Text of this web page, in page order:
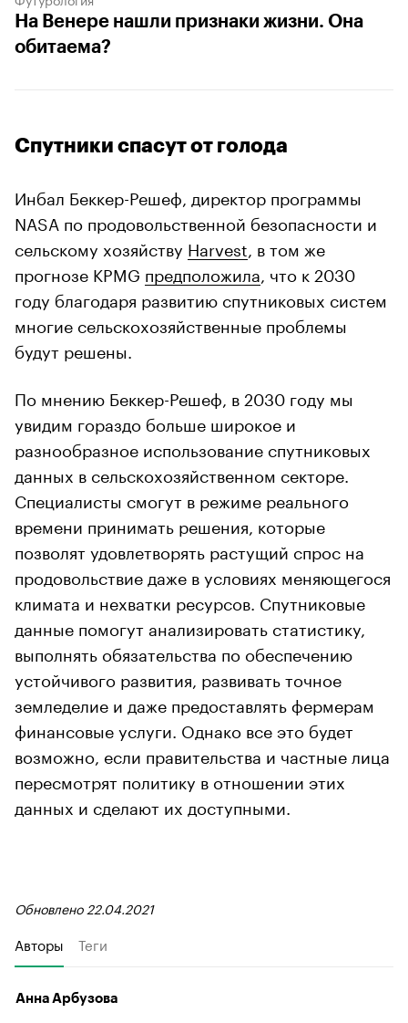
На Венере нашли признаки жизни. Она
обитаема?
Спутники спасут от голода
Инбал Беккер-Решеф, директор программы
NASA по продовольственной безопасности и
сельскому хозяйству Harvest , в том же
прогнозе KPMG предположила , что к 2030
году благодаря развитию спутниковых систем
многие сельскохозяйственные проблемы
будут решены.
По мнению Беккер-Решеф, в 2030 году мы
увидим гораздо больше широкое и
разнообразное использование спутниковых
данных в сельскохозяйственном секторе.
Специалисты смогут в режиме реального
времени принимать решения, которые
позволят удовлетворять растущий спрос на
продовольствие даже в условиях меняющегося
климата и нехватки ресурсов. Спутниковые
данные помогут анализировать статистику,
выполнять обязательства по обеспечению
устойчивого развития, развивать точное
земледелие и даже предоставлять фермерам
финансовые услуги. Однако все это будет
возможно, если правительства и частные лица
пересмотрят политику в отношении этих
данных и сделают их доступными.
Обновлено 22.04.2021
Авторы Теги
Анна Арбузова